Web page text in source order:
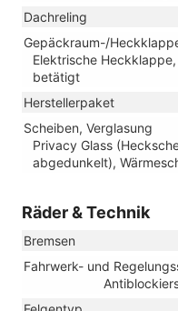
Dachreling
Gepäckraum-/
Elektrische
betätigt
Herstellerpaket
Scheiben, Verglasung
Privacy Glass
abgedunkelt),
Räder & Technik
Bremsen
Fahrwerk- und